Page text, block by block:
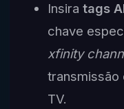
Insira tags
chave
xfinity
transmissão
TV.